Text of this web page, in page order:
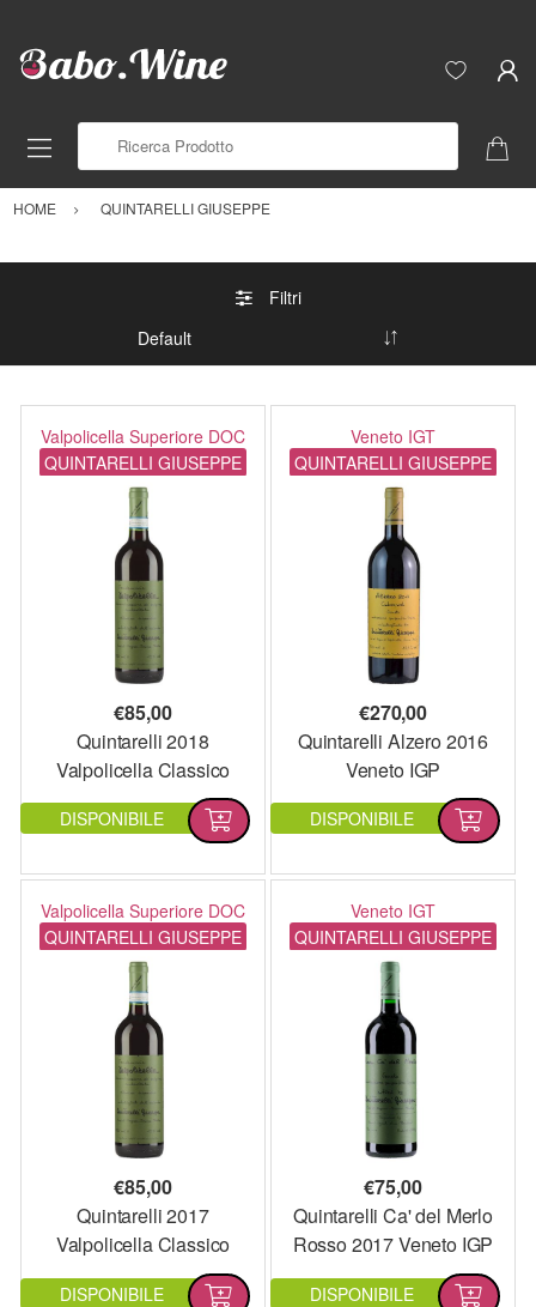
HOME QUINTARELLI GIUSEPPE
Filtri
Valpolicella Superiore DOC
QUINTARELLI GIUSEPPE
€85,00
Quintarelli 2018
Valpolicella Classico
Superiore DOP
DISPONIBILE
Veneto IGT
QUINTARELLI GIUSEPPE
€270,00
Quintarelli Alzero 2016
Veneto IGP
DISPONIBILE
Valpolicella Superiore DOC
QUINTARELLI GIUSEPPE
€85,00
Quintarelli 2017
Valpolicella Classico
Superiore DOP
DISPONIBILE
Veneto IGT
QUINTARELLI GIUSEPPE
€75,00
Quintarelli Ca' del Merlo
Rosso 2017 Veneto IGP
DISPONIBILE